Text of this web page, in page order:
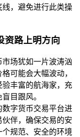
线，避免进行此类操
资路上明方向
市场犹如一片波涛汹
可能会大幅波动，
丰富的航海家，充
目跟风。
数字货币交易平台进
伴，确保交易的安
规范、安全的环境